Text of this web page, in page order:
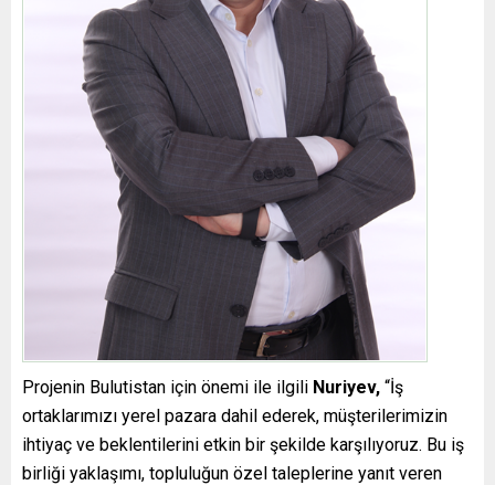
Projenin Bulutistan için önemi ile ilgili Nuriyev, “İş
ortaklarımızı yerel pazara dahil ederek, müşterilerimizin
ihtiyaç ve beklentilerini etkin bir şekilde karşılıyoruz. Bu iş
birliği yaklaşımı, topluluğun özel taleplerine yanıt veren